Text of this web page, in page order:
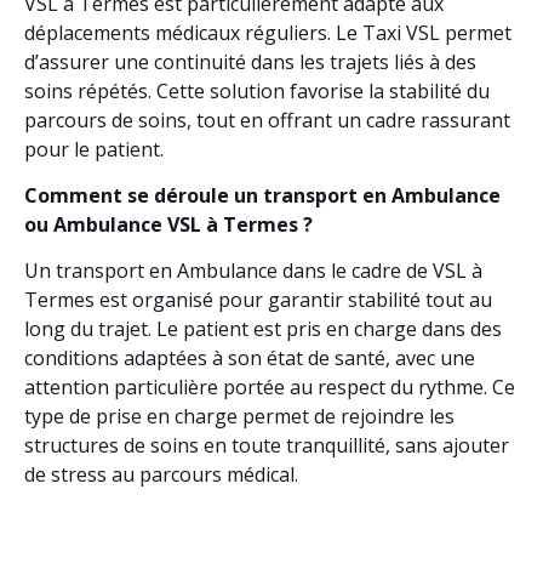
déplacements médicaux réguliers. Le Taxi VSL permet
d’assurer une continuité dans les trajets liés à des
soins répétés. Cette solution favorise la stabilité du
parcours de soins, tout en offrant un cadre rassurant
pour le patient.
Comment se déroule un transport en Ambulance
ou Ambulance VSL à Termes ?
Un transport en Ambulance dans le cadre de VSL à
Termes est organisé pour garantir stabilité tout au
long du trajet. Le patient est pris en charge dans des
conditions adaptées à son état de santé, avec une
attention particulière portée au respect du rythme. Ce
type de prise en charge permet de rejoindre les
structures de soins en toute tranquillité, sans ajouter
de stress au parcours médical.